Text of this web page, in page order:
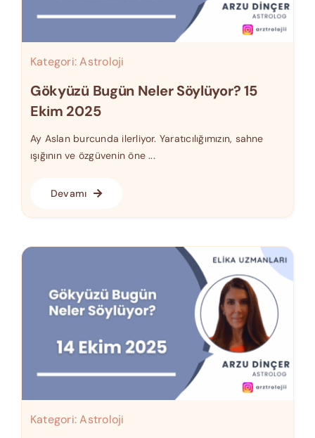
Kategori:Astroloji
Gökyüzü Bugün Neler Söylüyor? 15
Ekim 2025
Ay Aslan burcunda ilerliyor. Yaratıcılığımızın, sahne
ışığının ve özgüvenin öne ...
Devamı
Kategori:Astroloji